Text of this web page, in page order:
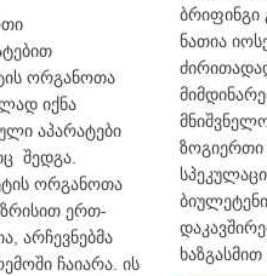
ორგანოთა
იქნა
აპარატები
შედგა.
ორგანოთა
ერთ-
არჩევნებმა
ჩაიარა. ის
ბრიფინგი
ნათია
ზოგიერთი